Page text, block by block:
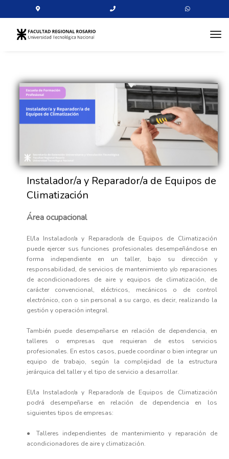
Instalador/a y Reparador/a de Equipos de
Climatización
Área ocupacional
El/la Instalador/a y Reparador/a de Equipos de Climatización
puede ejercer sus funciones profesionales desempeñándose en
forma independiente en un taller, bajo su dirección y
responsabilidad, de servicios de mantenimiento y/o reparaciones
de acondicionadores de aire y equipos de climatización, de
carácter convencional, eléctricos, mecánicos o de control
electrónico, con o sin personal a su cargo, es decir, realizando la
gestión y operación integral.
También puede desempeñarse en relación de dependencia, en
talleres o empresas que requieran de estos servicios
profesionales. En estos casos, puede coordinar o bien integrar un
equipo de trabajo, según la complejidad de la estructura
jerárquica del taller y el tipo de servicio a desarrollar.
El/la Instalador/a y Reparador/a de Equipos de Climatización
podrá desempeñarse en relación de dependencia en los
siguientes tipos de empresas:
● Talleres independientes de mantenimiento y reparación de
acondicionadores de aire y climatización.